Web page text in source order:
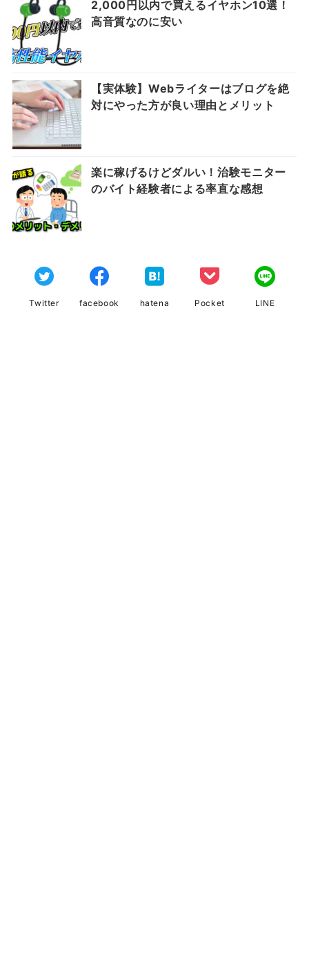
2,000円以内で買えるイヤホン10選！
高音質なのに安い
【実体験】Webライターはブログを絶
対にやった方が良い理由とメリット
楽に稼げるけどダルい！治験モニター
のバイト経験者による率直な感想
Twitter facebook hatena Pocket LINE